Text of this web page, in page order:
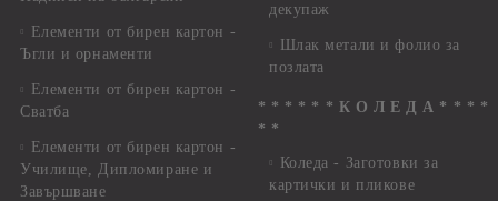
Елементи от бирен картон -
Ъгли и орнаменти
Елементи от бирен картон -
Сватба
Елементи от бирен картон -
Училище, Дипломиране и
Завършване
декупаж
Шлак метали и фолио за
позлата
* * * * * * К О Л Е Д А * * * *
* *
Коледа - Заготовки за
картички и пликове